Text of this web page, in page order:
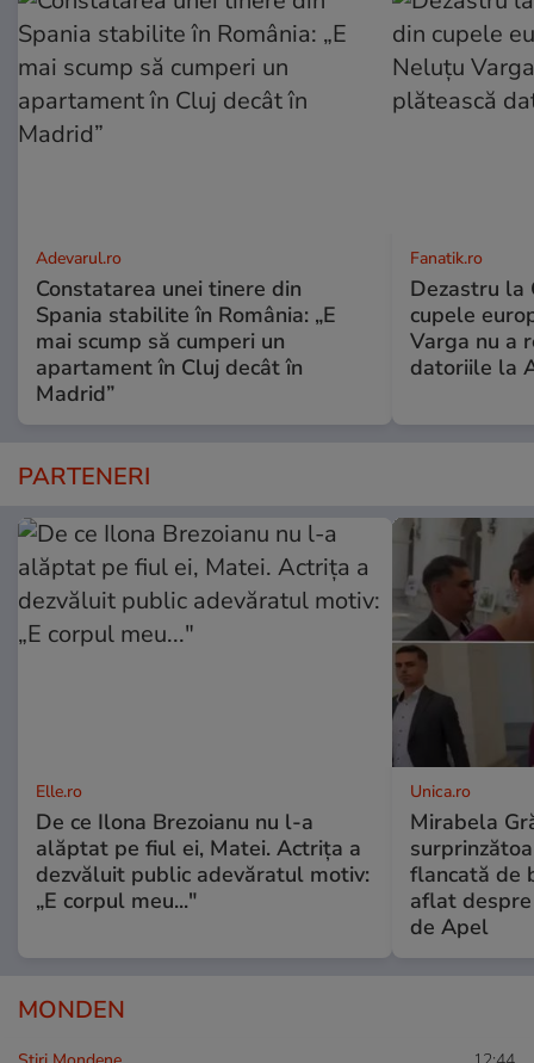
Adevarul.ro
Constatarea unei tinere din
Spania stabilite în România: „E
mai scump să cumperi un
apartament în Cluj decât în
Madrid”
Fanatik.ro
Dezastru la
cupele
Varga nu a
datoriile la
PARTENERI
Elle.ro
De ce Ilona Brezoianu nu l-a
alăptat pe fiul ei, Matei. Actrița a
dezvăluit public adevăratul motiv:
„E corpul meu..."
Unica.ro
Mirabela
flancată de
aflat
de Apel
MONDEN